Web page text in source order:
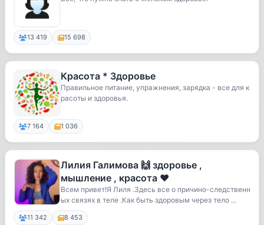
13 419 15 698
Красота * Здоровье
Правильное питание, упражнения, зарядка - все для к
расоты и здоровья.
7 164 1 036
Лилия Галимова 🙌 здоровье ,
мышление , красота ❤️
Всем привет!Я Лиля .Здесь все о причино-следственн
ых связях в теле .Как быть здоровым через тело ...
11 342 8 453